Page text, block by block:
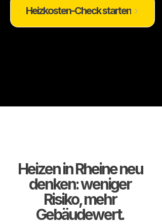
Heizkosten-Check starten
Heizen in Rheine neu
denken: weniger
Risiko, mehr
Gebäudewert.